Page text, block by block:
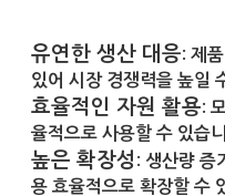
유연한 생산 대응: 제
있어 시장 경쟁력을 높일
효율적인 자원 활용:
율적으로 사용할 수 있습
높은 확장성 : 생산량 증
용 효율적으로 확장할 수